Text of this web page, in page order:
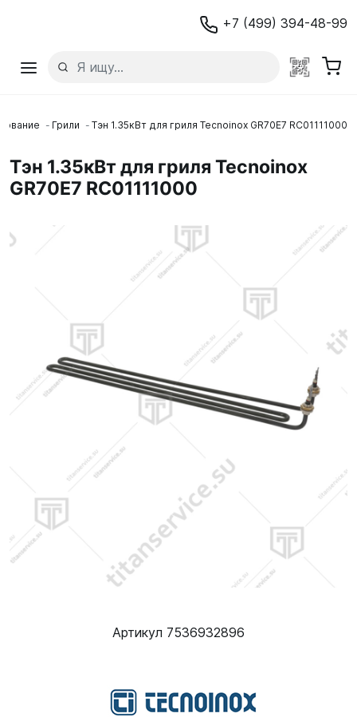
+7 (499) 394-48-99
Грили Тэн 1.35кВт для гриля Tecnoinox GR70E7 RC01111000
Тэн 1.35кВт для гриля Tecnoinox
GR70E7 RC01111000
Артикул 7536932896